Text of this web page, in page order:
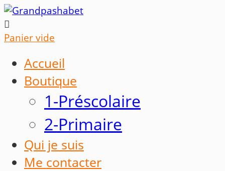

Panier vide
Accueil
Boutique
1-Préscolaire
2-Primaire
Qui je suis
Me contacter